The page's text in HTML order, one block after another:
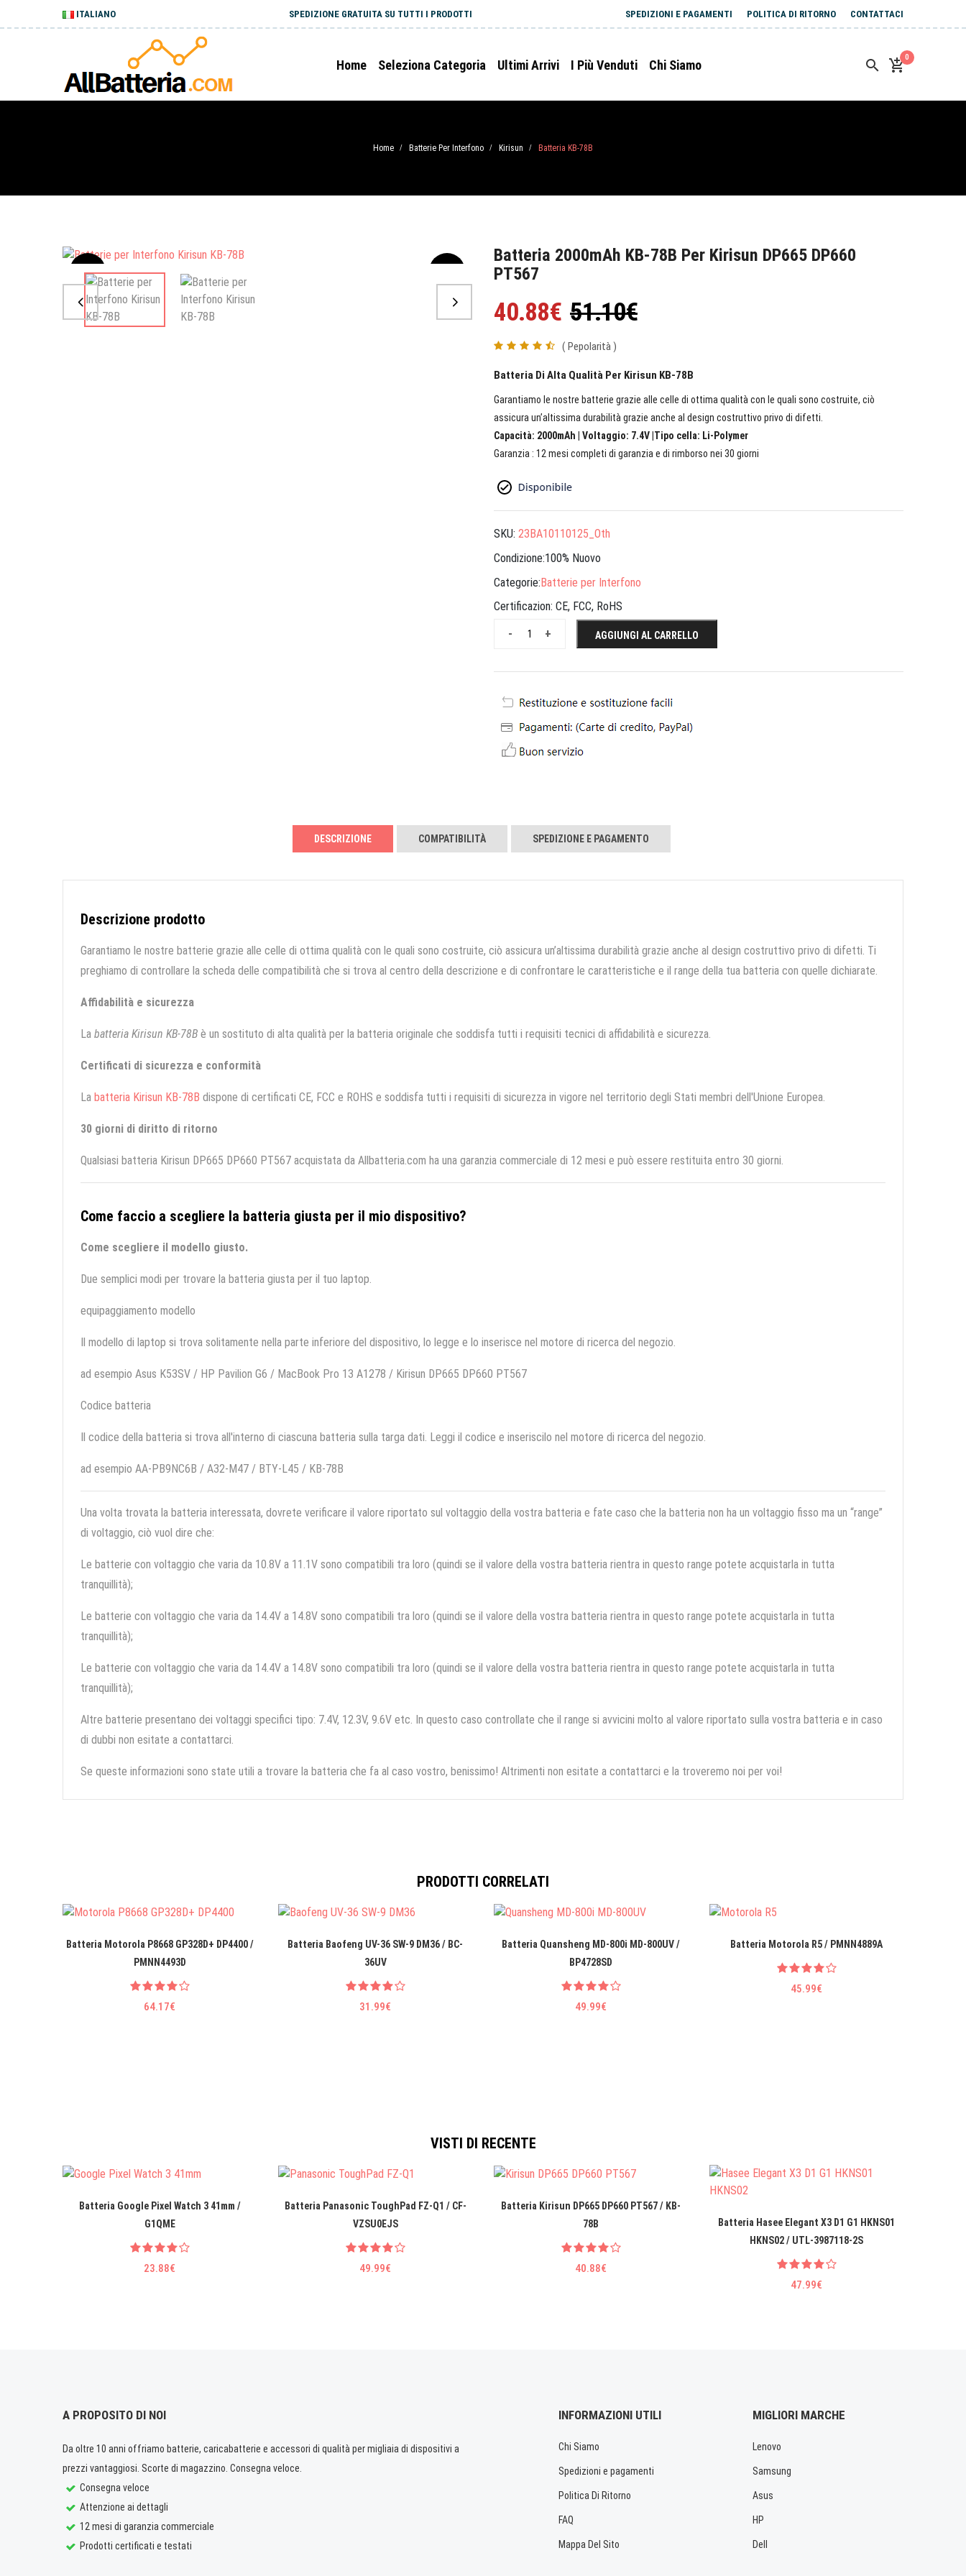
ITALIANO SPEDIZIONE GRATUITA SU TUTTI I PRODOTTI SPEDIZIONI E PAGAMENTI POLITICA DI RITORNO CONTATTACI
Home Seleziona Categoria Ultimi Arrivi I Più Venduti Chi Siamo
0
Home / Batterie Per Interfono / Kirisun / Batteria KB-78B
Sale
Batteria 2000mAh KB-78B Per Kirisun DP665 DP660
PT567
40.88€ 51.10€
( Pepolarità )
Batteria Di Alta Qualità Per Kirisun KB-78B
Garantiamo le nostre batterie grazie alle celle di ottima qualità con le quali sono costruite, ciò
assicura un’altissima durabilità grazie anche al design costruttivo privo di difetti.
Capacità: 2000mAh | Voltaggio: 7.4V |Tipo cella: Li-Polymer
Garanzia : 12 mesi completi di garanzia e di rimborso nei 30 giorni
SKU: 23BA10110125_Oth
Condizione:100% Nuovo
Categorie:Batterie per Interfono
Certificazion: CE, FCC, RoHS
+
- AGGIUNGI AL CARRELLO
DESCRIZIONE COMPATIBILITÀ SPEDIZIONE E PAGAMENTO
Descrizione prodotto
Garantiamo le nostre batterie grazie alle celle di ottima qualità con le quali sono costruite, ciò assicura un’altissima durabilità grazie anche al design costruttivo privo di difetti. Ti
preghiamo di controllare la scheda delle compatibilità che si trova al centro della descrizione e di confrontare le caratteristiche e il range della tua batteria con quelle dichiarate.
Affidabilità e sicurezza
La batteria Kirisun KB-78B è un sostituto di alta qualità per la batteria originale che soddisfa tutti i requisiti tecnici di affidabilità e sicurezza.
Certificati di sicurezza e conformità
La batteria Kirisun KB-78B dispone di certificati CE, FCC e ROHS e soddisfa tutti i requisiti di sicurezza in vigore nel territorio degli Stati membri dell'Unione Europea.
30 giorni di diritto di ritorno
Qualsiasi batteria Kirisun DP665 DP660 PT567 acquistata da Allbatteria.com ha una garanzia commerciale di 12 mesi e può essere restituita entro 30 giorni.
Come faccio a scegliere la batteria giusta per il mio dispositivo?
Come scegliere il modello giusto.
Due semplici modi per trovare la batteria giusta per il tuo laptop.
equipaggiamento modello
Il modello di laptop si trova solitamente nella parte inferiore del dispositivo, lo legge e lo inserisce nel motore di ricerca del negozio.
ad esempio Asus K53SV / HP Pavilion G6 / MacBook Pro 13 A1278 / Kirisun DP665 DP660 PT567
Codice batteria
Il codice della batteria si trova all'interno di ciascuna batteria sulla targa dati. Leggi il codice e inseriscilo nel motore di ricerca del negozio.
ad esempio AA-PB9NC6B / A32-M47 / BTY-L45 / KB-78B
Una volta trovata la batteria interessata, dovrete verificare il valore riportato sul voltaggio della vostra batteria e fate caso che la batteria non ha un voltaggio fisso ma un “range”
di voltaggio, ciò vuol dire che:
Le batterie con voltaggio che varia da 10.8V a 11.1V sono compatibili tra loro (quindi se il valore della vostra batteria rientra in questo range potete acquistarla in tutta
tranquillità);
Le batterie con voltaggio che varia da 14.4V a 14.8V sono compatibili tra loro (quindi se il valore della vostra batteria rientra in questo range potete acquistarla in tutta
tranquillità);
Le batterie con voltaggio che varia da 14.4V a 14.8V sono compatibili tra loro (quindi se il valore della vostra batteria rientra in questo range potete acquistarla in tutta
tranquillità);
Altre batterie presentano dei voltaggi specifici tipo: 7.4V, 12.3V, 9.6V etc. In questo caso controllate che il range si avvicini molto al valore riportato sulla vostra batteria e in caso
di dubbi non esitate a contattarci.
Se queste informazioni sono state utili a trovare la batteria che fa al caso vostro, benissimo! Altrimenti non esitate a contattarci e la troveremo noi per voi!
PRODOTTI CORRELATI
Batteria Motorola P8668 GP328D+ DP4400 /
PMNN4493D
64.17€
Batteria Baofeng UV-36 SW-9 DM36 / BC-
36UV
31.99€
Batteria Quansheng MD-800i MD-800UV /
BP4728SD
49.99€
Batteria Motorola R5 / PMNN4889A
45.99€
VISTI DI RECENTE
Batteria Google Pixel Watch 3 41mm /
G1QME
23.88€
Batteria Panasonic ToughPad FZ-Q1 / CF-
VZSU0EJS
49.99€
Batteria Kirisun DP665 DP660 PT567 / KB-
78B
40.88€
Batteria Hasee Elegant X3 D1 G1 HKNS01
HKNS02 / UTL-3987118-2S
47.99€
A PROPOSITO DI NOI
Da oltre 10 anni offriamo batterie, caricabatterie e accessori di qualità per migliaia di dispositivi a
prezzi vantaggiosi. Scorte di magazzino. Consegna veloce.
Consegna veloce
Attenzione ai dettagli
12 mesi di garanzia commerciale
Prodotti certificati e testati
INFORMAZIONI UTILI
Chi Siamo
Spedizioni e pagamenti
Politica Di Ritorno
FAQ
Mappa Del Sito
MIGLIORI MARCHE
Lenovo
Samsung
Asus
HP
Dell